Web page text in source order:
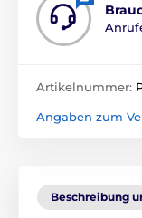
Artikelnummer:
Angaben zum
Beschreibung